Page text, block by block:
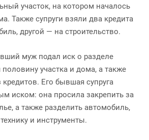
участок, на котором началось
Также супруги взяли два кредита
другой — на строительство.
муж подал иск о разделе
половину участка и дома, а также
кредитов. Его бывшая супруга
иском: она просила закрепить за
а также разделить автомобиль,
и инструменты.